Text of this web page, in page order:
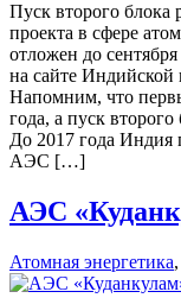
Пуск второго блока
проекта в сфере
отложен до
на сайте Индийской
Напомним, что
года, а пуск
До 2017 года Индия
АЭС […]
АЭС
Атомная энергетика,